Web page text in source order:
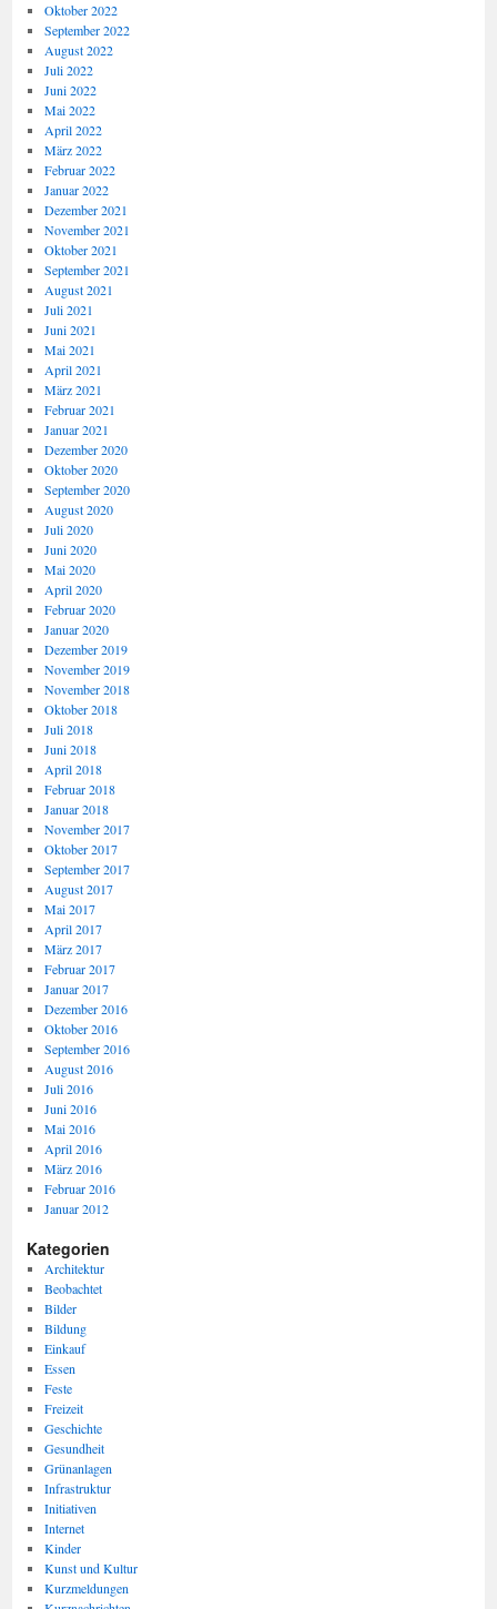
Oktober 2022
September 2022
August 2022
Juli 2022
Juni 2022
Mai 2022
April 2022
März 2022
Februar 2022
Januar 2022
Dezember 2021
November 2021
Oktober 2021
September 2021
August 2021
Juli 2021
Juni 2021
Mai 2021
April 2021
März 2021
Februar 2021
Januar 2021
Dezember 2020
Oktober 2020
September 2020
August 2020
Juli 2020
Juni 2020
Mai 2020
April 2020
Februar 2020
Januar 2020
Dezember 2019
November 2019
November 2018
Oktober 2018
Juli 2018
Juni 2018
April 2018
Februar 2018
Januar 2018
November 2017
Oktober 2017
September 2017
August 2017
Mai 2017
April 2017
März 2017
Februar 2017
Januar 2017
Dezember 2016
Oktober 2016
September 2016
August 2016
Juli 2016
Juni 2016
Mai 2016
April 2016
März 2016
Februar 2016
Januar 2012
Kategorien
Architektur
Beobachtet
Bilder
Bildung
Einkauf
Essen
Feste
Freizeit
Geschichte
Gesundheit
Grünanlagen
Infrastruktur
Initiativen
Internet
Kinder
Kunst und Kultur
Kurzmeldungen